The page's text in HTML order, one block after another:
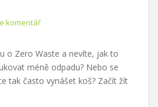
komentář
o Zero Waste a nevíte, jak to
méně odpadu? Nebo se
tak často vynášet koš? Začít žít